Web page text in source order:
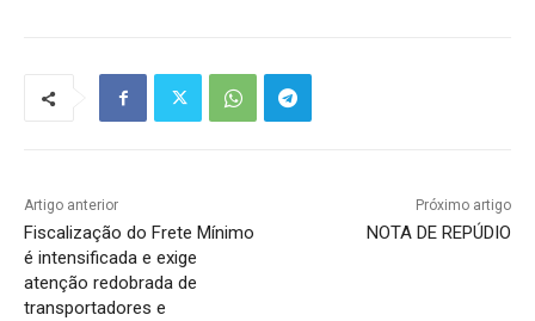
Artigo anterior
Fiscalização do Frete Mínimo
é intensificada e exige
atenção redobrada de
transportadores e
Próximo artigo
NOTA DE REPÚDIO